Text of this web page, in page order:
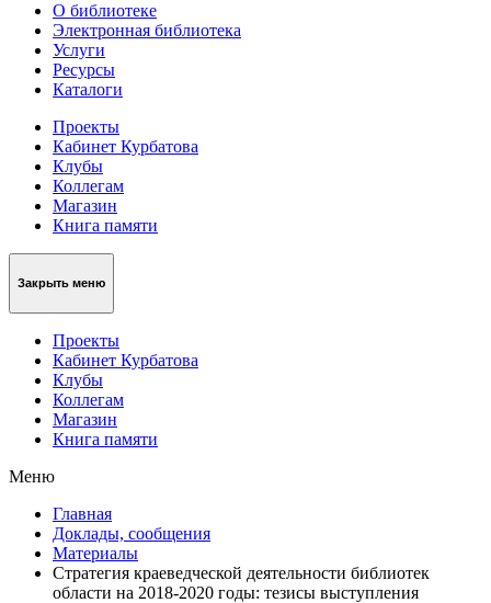
О библиотеке
Электронная библиотека
Услуги
Ресурсы
Каталоги
Проекты
Кабинет Курбатова
Клубы
Коллегам
Магазин
Книга памяти
Закрыть меню
Проекты
Кабинет Курбатова
Клубы
Коллегам
Магазин
Книга памяти
Меню
Главная
Доклады, сообщения
Материалы
Стратегия краеведческой деятельности библиотек
области на 2018-2020 годы: тезисы выступления